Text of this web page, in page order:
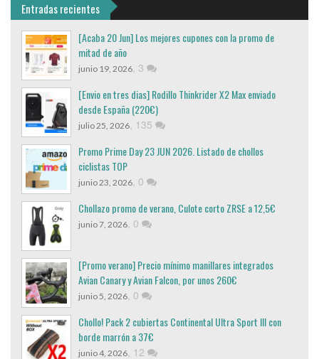
Entradas recientes
[Acaba 20 Jun] Los mejores cupones con la promo de
mitad de año
junio 19, 2026, 3
[Envio en tres dias] Rodillo Thinkrider X2 Max enviado
desde España (220€)
julio 25, 2026, 135
Promo Prime Day 23 JUN 2026. Listado de chollos
ciclistas TOP
junio 23, 2026, 0
Chollazo promo de verano, Culote corto ZRSE a 12,5€
junio 7, 2026, 0
[Promo verano] Precio mínimo manillares integrados
Avian Canary y Avian Falcon, por unos 260€
junio 5, 2026, 0
Chollo! Pack 2 cubiertas Continental Ultra Sport III con
borde marrón a 37€
junio 4, 2026, 12